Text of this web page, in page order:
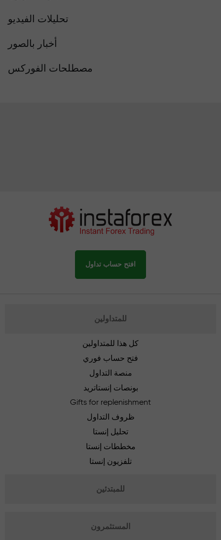
تحليلات الفيديو
أخبار بالصور
مصطلحات الفوركس
افتح حساب تداول
للمتداولين
كل هذا للمتداولين
فتح حساب فوري
منصة التداول
بونصات إنستاتريد
Gifts for replenishment
ظروف التداول
تحليل إنستا
مخططات إنستا
تلفزيون إنستا
للمبتدئين
المستثمرون